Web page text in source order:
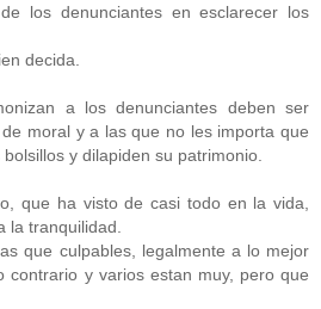
los denunciantes en esclarecer los
decida.
a los denunciantes deben ser
moral y a las que no les importa que
y dilapiden su patrimonio.
que ha visto de casi todo en la vida,
la tranquilidad.
que culpables, legalmente a lo mejor
contrario y varios estan muy, pero que